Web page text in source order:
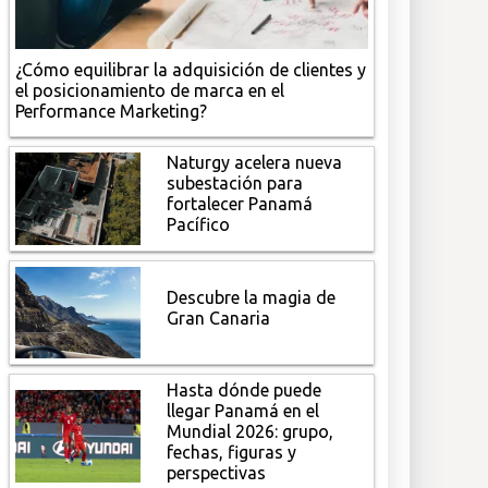
¿Cómo equilibrar la adquisición de clientes y
el posicionamiento de marca en el
Performance Marketing?
Naturgy acelera nueva
subestación para
fortalecer Panamá
Pacífico
Descubre la magia de
Gran Canaria
Hasta dónde puede
llegar Panamá en el
Mundial 2026: grupo,
fechas, figuras y
perspectivas